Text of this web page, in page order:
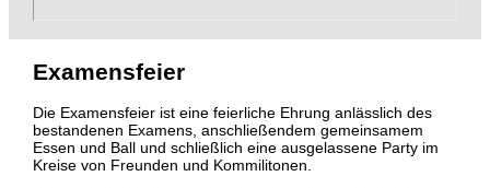
Examensfeier
Die Examensfeier ist eine feierliche Ehrung anlässlich des
bestandenen Examens, anschließendem gemeinsamem
Essen und Ball und schließlich eine ausgelassene Party im
Kreise von Freunden und Kommilitonen.